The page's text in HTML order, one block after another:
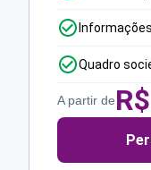
Quadro
A partir deR$